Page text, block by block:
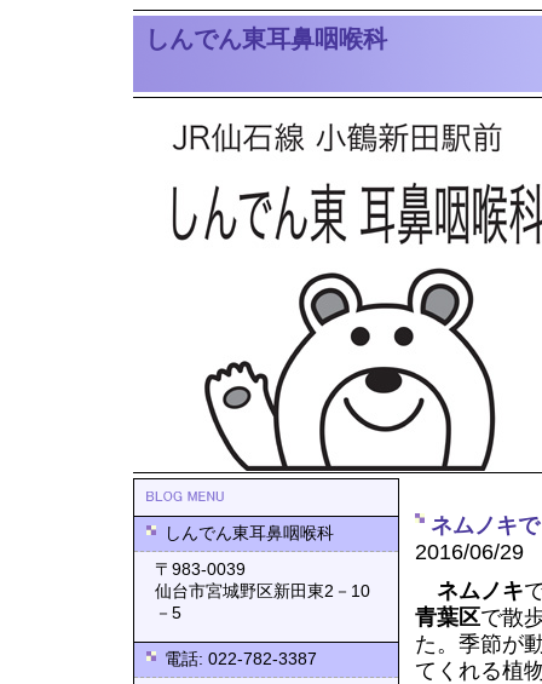
しんでん東耳鼻咽喉科
しんでん東耳鼻咽喉科
〒983-0039
仙台市宮城野区新田東2－10
－5
電話: 022-782-3387
ネムノキ
2016/06/29
ネムノキ
青葉区で散
た。季節が
てくれる植